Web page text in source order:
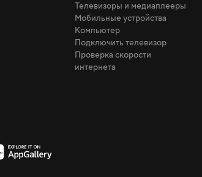
Телевизоры и медиаплееры
Мобильные устройства
Компьютер
Подключить телевизор
Проверка скорости
интернета